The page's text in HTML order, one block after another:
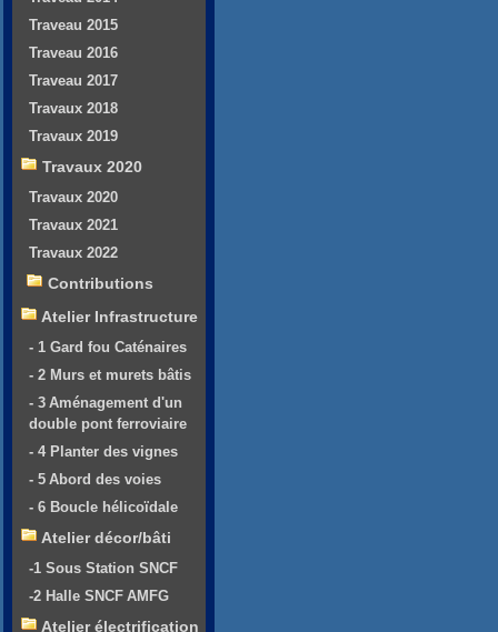
Traveau 2015
Traveau 2016
Traveau 2017
Travaux 2018
Travaux 2019
Travaux 2020
Travaux 2020
Travaux 2021
Travaux 2022
Contributions
Atelier Infrastructure
- 1 Gard fou Caténaires
- 2 Murs et murets bâtis
- 3 Aménagement d'un
double pont ferroviaire
- 4 Planter des vignes
- 5 Abord des voies
- 6 Boucle hélicoïdale
Atelier décor/bâti
-1 Sous Station SNCF
-2 Halle SNCF AMFG
Atelier électrification